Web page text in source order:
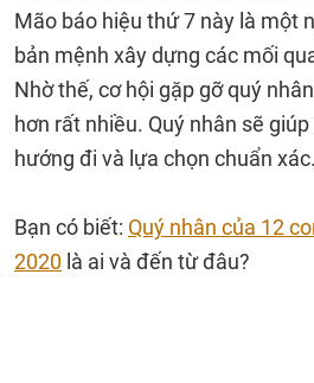
Mão báo hiệu thứ 7 này là một
bản mệnh xây dựng các mối
Nhờ thế, cơ hội gặp gỡ quý
hơn rất nhiều. Quý nhân sẽ
hướng đi và lựa chọn chuẩn xác.
Bạn có biết: Quý nhân của 12
2020 là ai và đến từ đâu?